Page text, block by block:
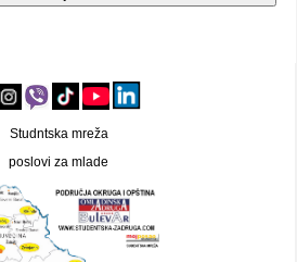
Studntska mreža
poslovi za mlade